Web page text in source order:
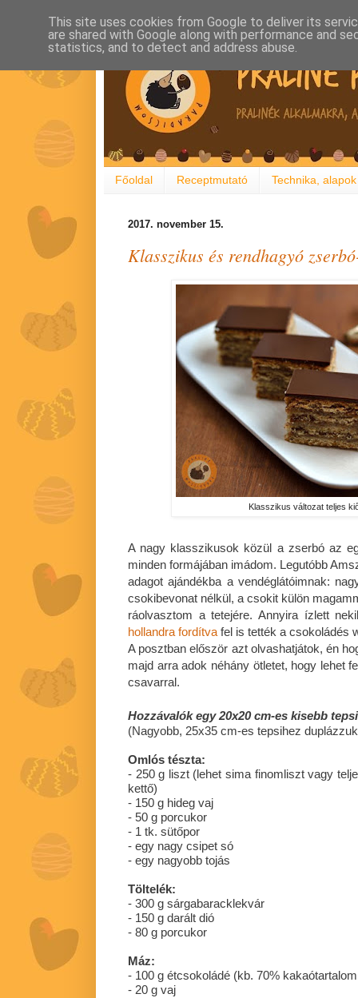
Főoldal Receptmutató Technika, alapok
2017. november 15.
Klasszikus és rendhagyó
Klasszikus változat teljes
A nagy klasszikusok közül a zserbó az
minden formájában imádom. Legutóbb
adagot ajándékba a vendéglátóimnak:
csokibevonat nélkül, a csokit külön
ráolvasztom a tetejére. Annyira ízlett
hollandra fordítva fel is tették a csokoládés
A posztban először azt olvashatjátok, én
majd arra adok néhány ötletet, hogy lehet
csavarral.
Hozzávalók egy 20x20 cm-es kisebb
(Nagyobb, 25x35 cm-es tepsihez
Omlós tészta:
- 250 g liszt (lehet sima finomliszt vagy
kettő)
- 150 g hideg vaj
- 50 g porcukor
- 1 tk. sütőpor
- egy nagy csipet só
- egy nagyobb tojás
Töltelék:
- 300 g sárgabaracklekvár
- 150 g darált dió
- 80 g porcukor
Máz:
- 100 g étcsokoládé (kb. 70%
- 20 g vaj
This site uses cookies from Google to deliver its
are shared with Google along with performance and
statistics, and to detect and address abuse.